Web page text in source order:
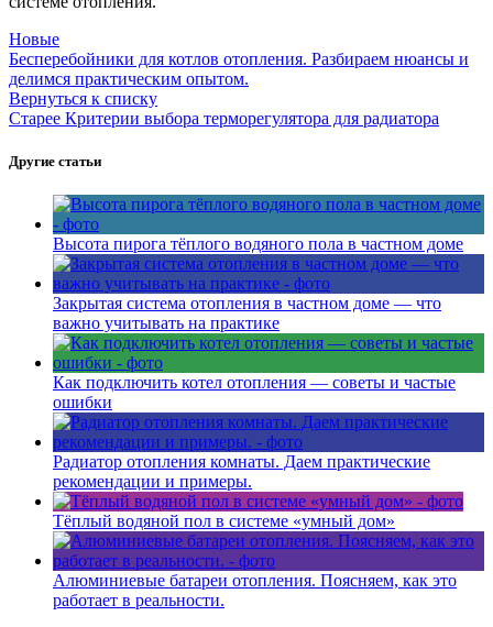
Новые
Бесперебойники для котлов отопления. Разбираем нюансы и
делимся практическим опытом.
Вернуться к списку
Старее Критерии выбора терморегулятора для радиатора
Другие статьи
Высота пирога тёплого водяного пола в частном доме
Закрытая система отопления в частном доме — что
важно учитывать на практике
Как подключить котел отопления — советы и частые
ошибки
Радиатор отопления комнаты. Даем практические
рекомендации и примеры.
Тёплый водяной пол в системе «умный дом»
Алюминиевые батареи отопления. Поясняем, как это
работает в реальности.